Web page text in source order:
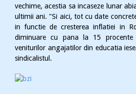
vechime, acestia sa incaseze lunar
ultimii ani. "Si aici, tot cu date
in functie de cresterea inflatiei in
diminuare cu pana la 15
veniturilor angajatilor din educatia
sindicalistul.